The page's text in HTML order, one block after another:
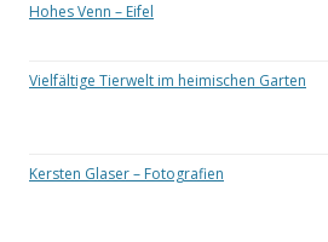
Hohes Venn – Eifel
Vielfältige Tierwelt im heimischen Garten
Kersten Glaser – Fotografien